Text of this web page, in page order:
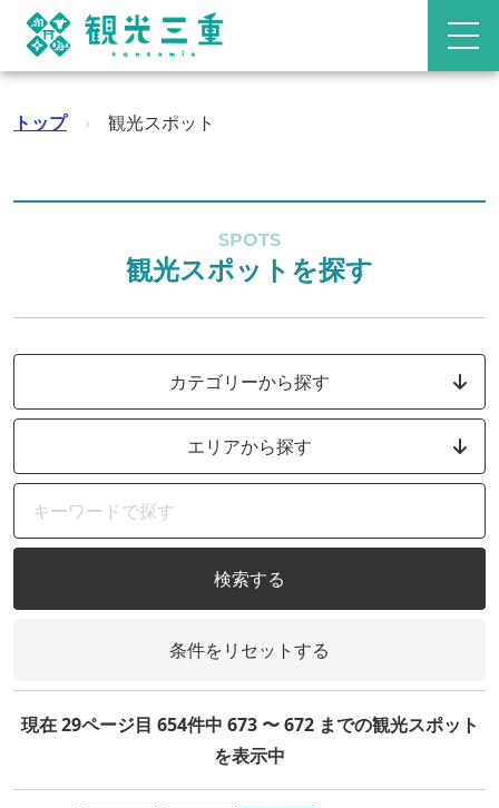
トップ › 観光スポット
SPOTS
観光スポットを探す
カテゴリーから探す
エリアから探す
検索する
条件をリセットする
現在 29ページ目 654件中 673 〜 672 までの観光スポット
を表示中